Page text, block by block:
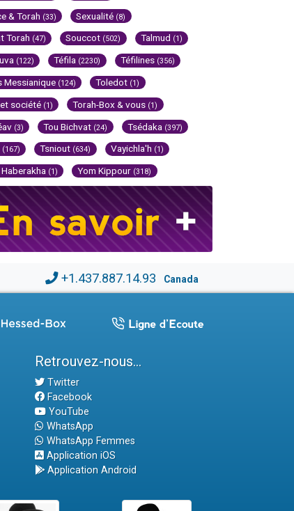
& Torah (33) Sexualité (8)
Torah (47) Souccot (502) Talmud (1)
(122) Téfila (2230) Téfilines (356)
Messianique (124) Toledot (1)
société (1) Torah-Box & vous (1)
(3) Tou Bichvat (24) Tsédaka (397)
(167) Tsniout (634) Vayichla'h (1)
(1) Yom Kippour (318)
+1.437.887.14.93 Canada
Retrouvez-nous...
Twitter
Facebook
YouTube
WhatsApp
WhatsApp Femmes
Application iOS
Application Android